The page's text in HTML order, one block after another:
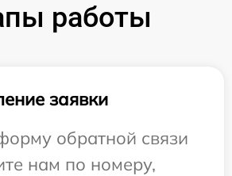
работы
заявки
обратной связи
нам по номеру,